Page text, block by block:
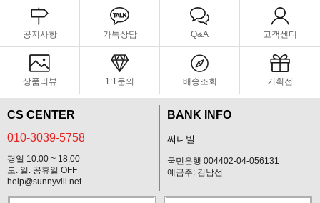
공지사항 카톡상담 Q&A 고객센터
상품리뷰 1:1문의 배송조회 기획전
CS CENTER
010-3039-5758
평일 10:00 ~ 18:00
토. 일. 공휴일 OFF
help@sunnyvill.net
BANK INFO
써니빌
국민은행 004402-04-056131
예금주: 김남선